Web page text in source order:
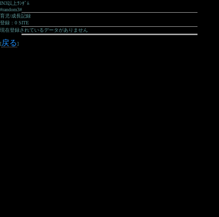
IN3以上ﾗﾝﾀﾞﾑ
#random3#
育児/成長記録
登録：0 SITE
現在登録されているデータがありません
[戻る]